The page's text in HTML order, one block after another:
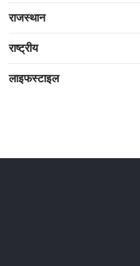
राजस्थान
राष्ट्रीय
लाइफस्टाइल